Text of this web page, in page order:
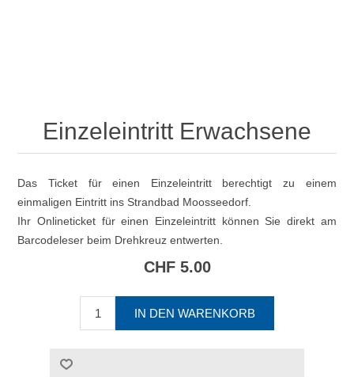
Einzeleintritt Erwachsene
Das Ticket für einen Einzeleintritt berechtigt zu einem
einmaligen Eintritt ins Strandbad Moosseedorf.
Ihr Onlineticket für einen Einzeleintritt können Sie direkt am
Barcodeleser beim Drehkreuz entwerten.
CHF 5.00